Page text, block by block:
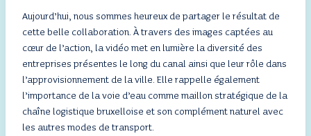
Aujourd’hui, nous sommes heureux de partager le résultat de
cette belle collaboration. À travers des images captées au
cœur de l’action, la vidéo met en lumière la diversité des
entreprises présentes le long du canal ainsi que leur rôle dans
l’approvisionnement de la ville. Elle rappelle également
l’importance de la voie d’eau comme maillon stratégique de la
chaîne logistique bruxelloise et son complément naturel avec
les autres modes de transport.